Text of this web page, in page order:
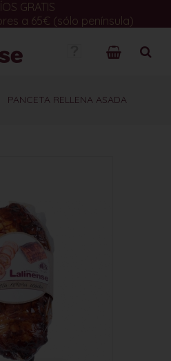
GRATIS
a 65€ (sólo península)
PANCETA RELLENA ASADA